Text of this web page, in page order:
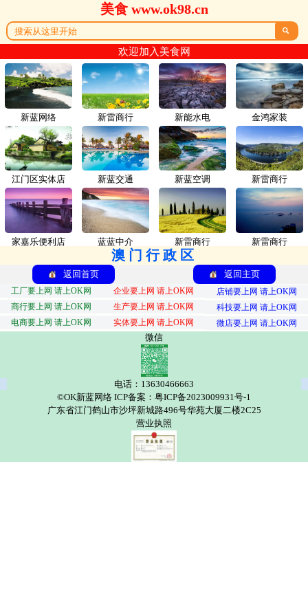
美食 www.ok98.cn

欢迎加入美食网
新蓝网络 新雷商行
江门区实体店 新蓝交通
家嘉乐便利店 蓝蓝中介
新能水电 金鸿家装
新蓝空调 新雷商行
新雷商行 新雷商行
澳门行政区
返回首页 返回主页
工厂要上网 请上OK网 企业要上网 请上OK网
店铺要上网 请上OK网
商行要上网 请上OK网
生产要上网 请上OK网
科技要上网 请上OK网
电商要上网 请上OK网
实体要上网 请上OK网 微店要上网 请上OK网
微信
电话：13630466663
©OK新蓝网络 ICP备案：粤ICP备2023009931号-1
广东省江门鹤山市沙坪新城路496号华苑大厦二楼2C25
营业执照